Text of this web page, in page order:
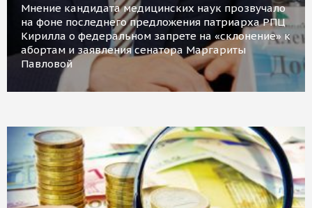
Мнение кандидата медицинских наук прозвучало
на фоне последнего предложения патриарха РПЦ
Кирилла о федеральном запрете на «склонение» к
абортам и заявления сенатора Маргариты
Павловой